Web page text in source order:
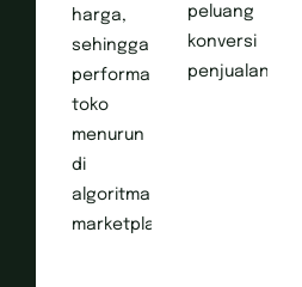
harga,
sehingga
performa
toko
menurun
di
algoritma
marketplace.
peluang
konversi
penjualan.